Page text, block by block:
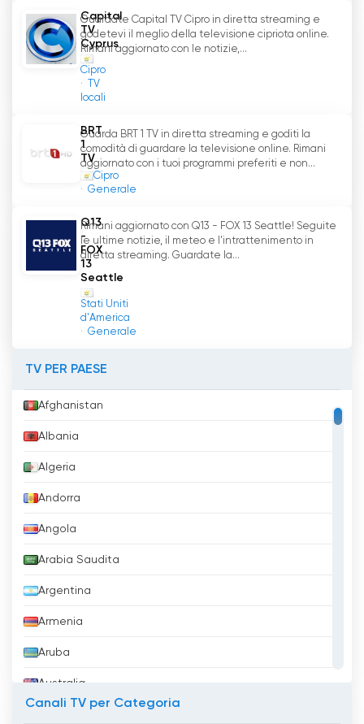
successo come canale televisivo di punta nella
Repubblica Turca di Cipro Nord. Grazie
all'opzione live stream, gli spettatori hanno la
libertà di guardare
Ada TV guarda tv streaming in diretta
live online
Capital
TV
Cyprus
Cipro
TV
locali
Guardate Capital TV Cipro in diretta streaming e
godetevi il meglio della televisione cipriota online.
Rimani aggiornato con le notizie,...
BRT
1
TV
Cipro
Generale
Guarda BRT 1 TV in diretta streaming e goditi la
comodità di guardare la televisione online. Rimani
aggiornato con i tuoi programmi preferiti e non...
Q13
-
FOX
13
Seattle
Stati Uniti
d'America
Generale
Rimani aggiornato con Q13 - FOX 13 Seattle! Seguite
le ultime notizie, il meteo e l'intrattenimento in
diretta streaming. Guardate la...
TV PER PAESE
Afghanistan
Albania
Algeria
Andorra
Angola
Arabia Saudita
Argentina
Armenia
Aruba
Australia
Canali TV per Categoria